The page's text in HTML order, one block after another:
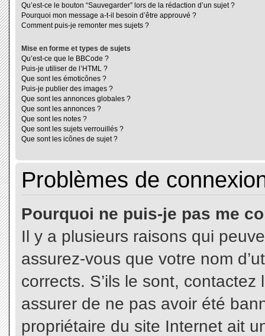
Qu’est-ce le bouton “Sauvegarder” lors de la rédaction d’un sujet ?
Pourquoi mon message a-t-il besoin d’être approuvé ?
Comment puis-je remonter mes sujets ?
Mise en forme et types de sujets
Qu’est-ce que le BBCode ?
Puis-je utiliser de l’HTML ?
Que sont les émoticônes ?
Puis-je publier des images ?
Que sont les annonces globales ?
Que sont les annonces ?
Que sont les notes ?
Que sont les sujets verrouillés ?
Que sont les icônes de sujet ?
Problèmes de
Pourquoi ne puis-je pas me
Il y a plusieurs raisons qui
assurez-vous que votre nom
corrects. S’ils le sont,
assurer de ne pas avoir été
propriétaire du site Internet ait